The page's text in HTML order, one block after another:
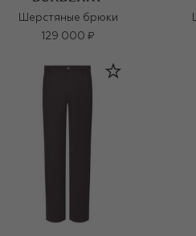
Шерстяные брюки
129 000 ₽